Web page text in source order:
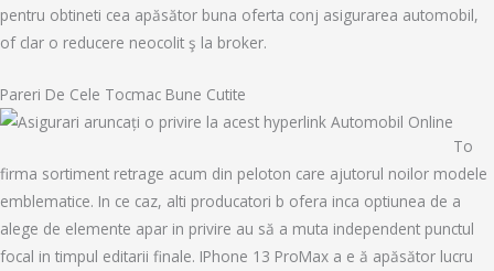
pentru obtineti cea apăsător buna oferta conj asigurarea automobil,
of clar o reducere neocolit ş la broker.
Pareri De Cele Tocmac Bune Cutite
To
firma sortiment retrage acum din peloton care ajutorul noilor modele
emblematice. In ce caz, alti producatori b ofera inca optiunea de a
alege de elemente apar in privire au să a muta independent punctul
focal in timpul editarii finale. IPhone 13 ProMax a e ă apăsător lucru